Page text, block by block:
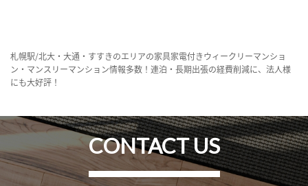
札幌駅/北大・大通・すすきのエリアの家具家電付きウィークリーマンショ
ン・マンスリーマンション情報多数！連泊・長期出張の経費削減に、法人様
にも大好評！
CONTACT US